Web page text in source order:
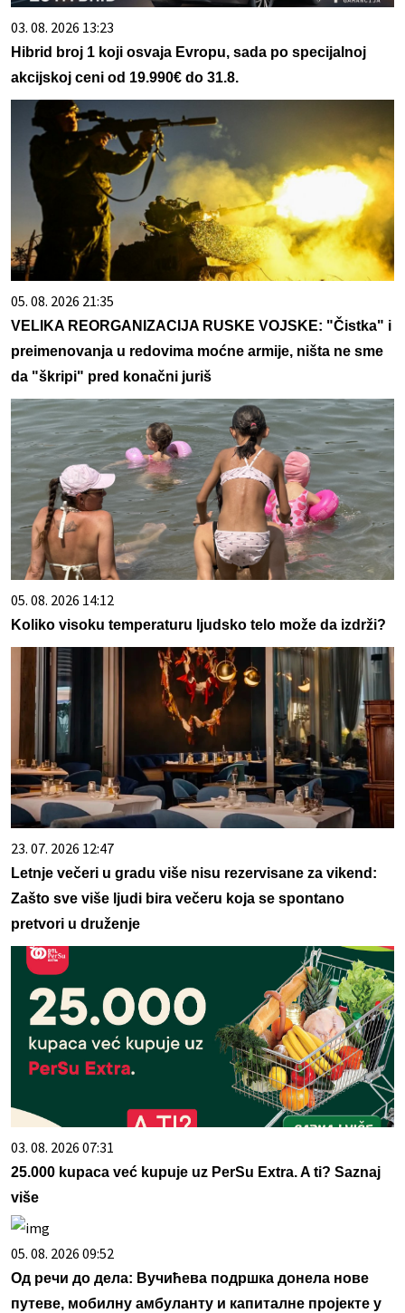
03. 08. 2026 13:23
Hibrid broj 1 koji osvaja Evropu, sada po specijalnoj
akcijskoj ceni od 19.990€ do 31.8.
05. 08. 2026 21:35
VELIKA REORGANIZACIJA RUSKE VOJSKE: "Čistka" i
preimenovanja u redovima moćne armije, ništa ne sme
da "škripi" pred konačni juriš
05. 08. 2026 14:12
Koliko visoku temperaturu ljudsko telo može da izdrži?
23. 07. 2026 12:47
Letnje večeri u gradu više nisu rezervisane za vikend:
Zašto sve više ljudi bira večeru koja se spontano
pretvori u druženje
03. 08. 2026 07:31
25.000 kupaca već kupuje uz PerSu Extra. A ti? Saznaj
više
05. 08. 2026 09:52
Од речи до дела: Вучићева подршка донела нове
путеве, мобилну амбуланту и капиталне пројекте у